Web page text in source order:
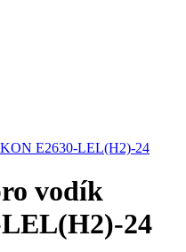
E2630-LEL(H2)-24
vodík
24